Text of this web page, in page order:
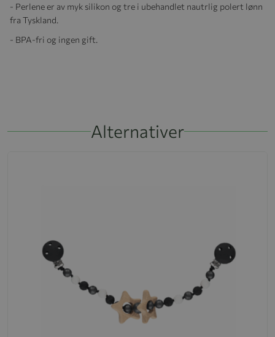
- Perlene er av myk silikon og tre i ubehandlet nautrlig polert lønn
fra Tyskland.
- BPA-fri og ingen gift.
Alternativer